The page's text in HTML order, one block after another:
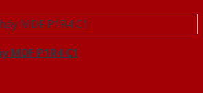
MDF P1R4 C1